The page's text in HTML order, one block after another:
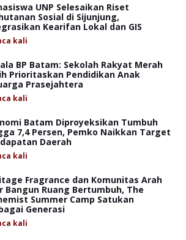
UNP Selesaikan Riset
Sosial di Sijunjung,
Kearifan Lokal dan GIS
kali
BP Batam: Sekolah Rakyat Merah
Prioritaskan Pendidikan Anak
Prasejahtera
kali
Batam Diproyeksikan Tumbuh
7,4 Persen, Pemko Naikkan Target
Daerah
kali
Fragrance dan Komunitas Arah
Bangun Ruang Bertumbuh, The
Summer Camp Satukan
Generasi
kali